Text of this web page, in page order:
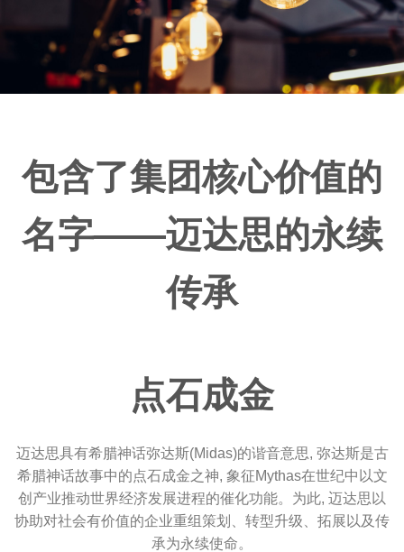
包含了集团核心价值的
名字——迈达思的永续
传承
点石成金
迈达思具有希腊神话弥达斯(Midas)的谐音意思, 弥达斯是古
希腊神话故事中的点石成金之神, 象征Mythas在世纪中以文
创产业推动世界经济发展进程的催化功能。为此, 迈达思以
协助对社会有价值的企业重组策划、转型升级、拓展以及传
承为永续使命。